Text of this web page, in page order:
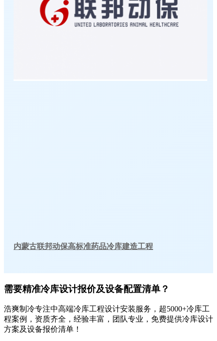
内蒙古联邦动保高标准药品冷库建造工程
需要精准冷库设计报价及设备配置清单？
浩爽制冷专注中高端冷库工程设计安装服务，超5000+冷库工
程案例，资质齐全，经验丰富，团队专业，免费提供冷库设计
方案及设备报价清单！